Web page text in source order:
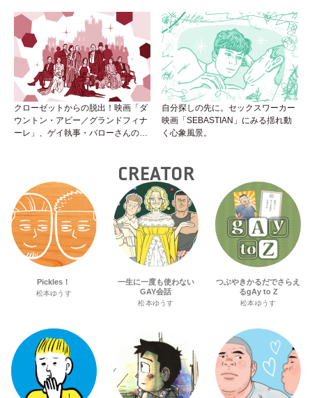
クローゼットからの脱出！映画「ダ
ウントン・アビー／グランドフィナ
ーレ」、ゲイ執事・バローさんの成
自分探しの先に。セックスワーカー
映画「SEBASTIAN」にみる揺れ動
く心象風景。
CREATOR
Pickles！
松本ゆうす
一生に一度も使わない
GAY会話
松本ゆうす
つぶやきかるだでさらえ
るgAy to Z
松本ゆうす